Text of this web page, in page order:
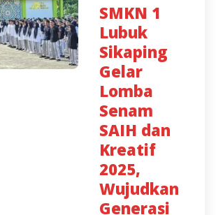
SMKN 1
Lubuk
Sikaping
Gelar
Lomba
Senam
SAIH dan
Kreatif
2025,
Wujudkan
Generasi